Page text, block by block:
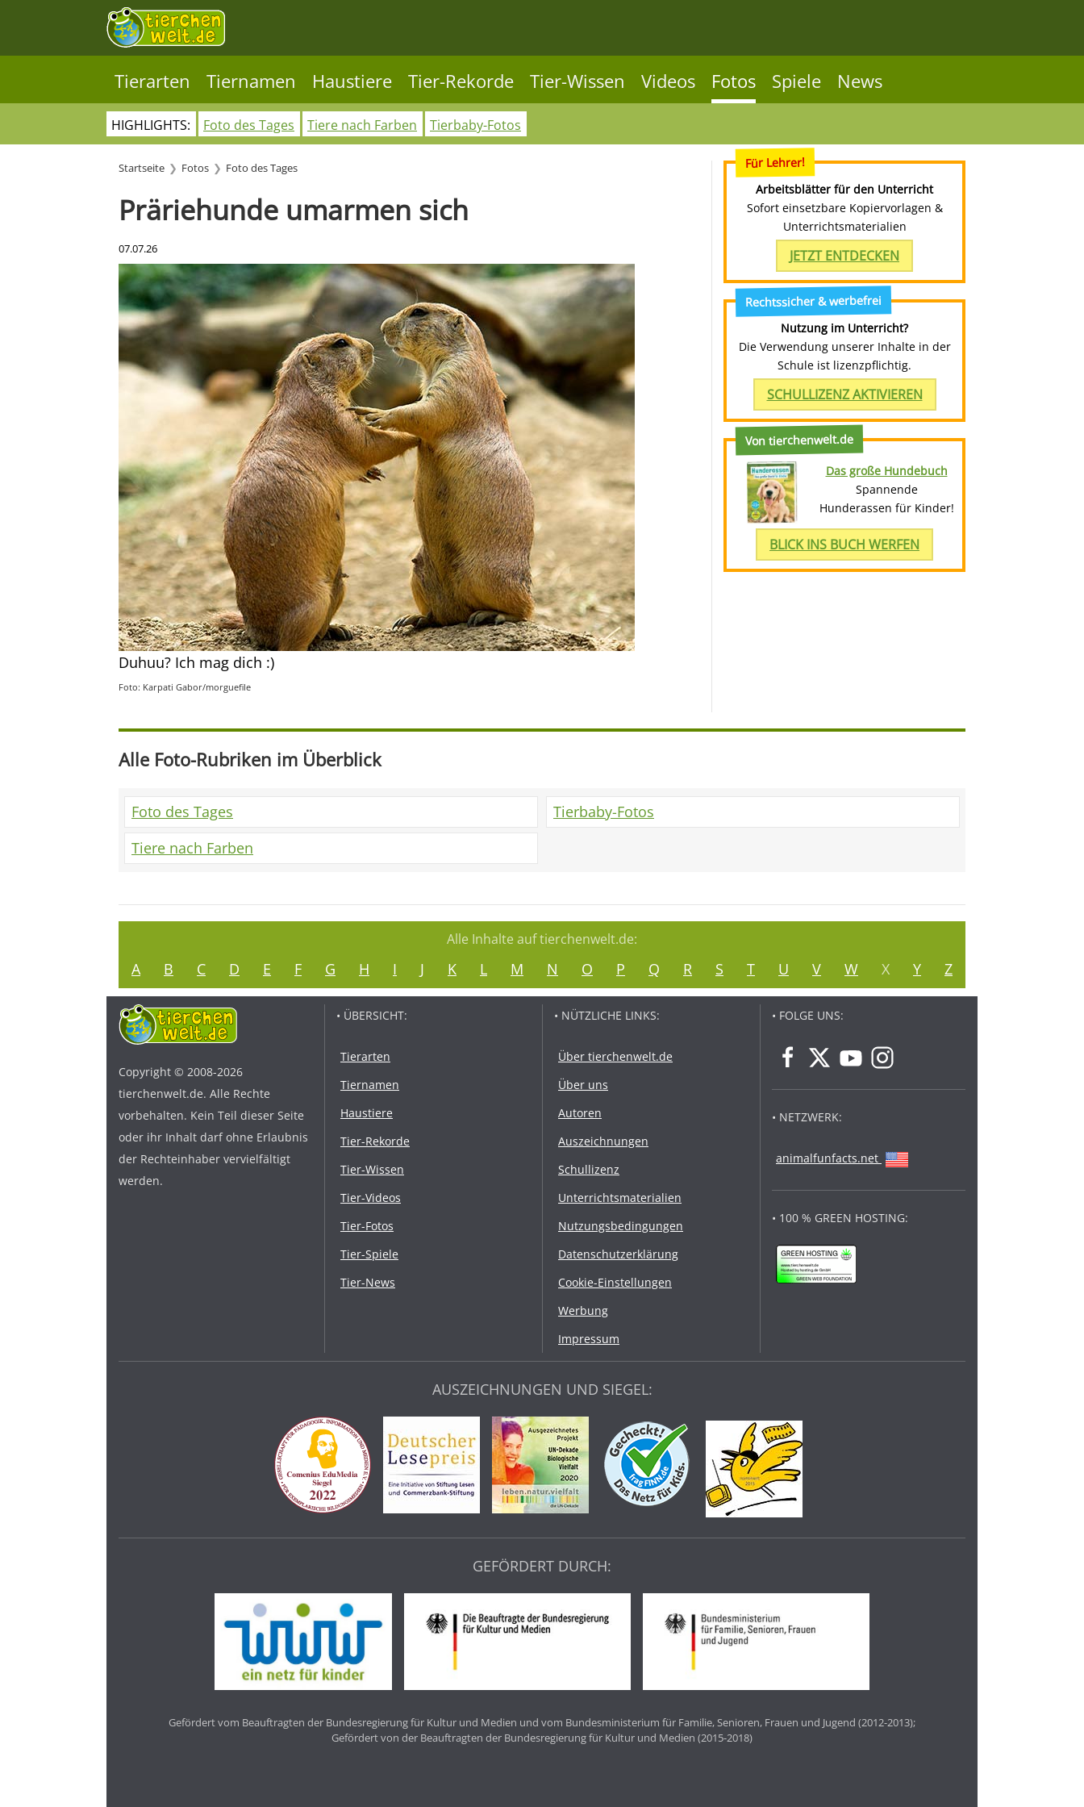
Tierarten Tiernamen Haustiere Tier-Rekorde Tier-Wissen Videos Fotos Spiele News
HIGHLIGHTS: Foto des Tages Tiere nach Farben Tierbaby-Fotos
Startseite Fotos Foto des Tages
Präriehunde umarmen sich
07.07.26
Duhuu? Ich mag dich :)
Foto: Karpati Gabor/morguefile
Für Lehrer!
Arbeitsblätter für den Unterricht
Sofort einsetzbare Kopiervorlagen &
Unterrichtsmaterialien
JETZT ENTDECKEN
Rechtssicher & werbefrei
Nutzung im Unterricht?
Die Verwendung unserer Inhalte in der
Schule ist lizenzpflichtig.
SCHULLIZENZ AKTIVIEREN
Von tierchenwelt.de
Das große Hundebuch
Spannende
Hunderassen für Kinder!
BLICK INS BUCH WERFEN
Alle Foto-Rubriken im Überblick
Foto des Tages
Tiere nach Farben
Tierbaby-Fotos
Alle Inhalte auf tierchenwelt.de:
A B C D E F G H I J K L M N O P Q R S T U V W X Y Z
Copyright © 2008-2026
tierchenwelt.de. Alle Rechte
vorbehalten. Kein Teil dieser Seite
oder ihr Inhalt darf ohne Erlaubnis
der Rechteinhaber vervielfältigt
werden.
• ÜBERSICHT:
Tierarten
Tiernamen
Haustiere
Tier-Rekorde
Tier-Wissen
Tier-Videos
Tier-Fotos
Tier-Spiele
Tier-News
• NÜTZLICHE LINKS:
Über tierchenwelt.de
Über uns
Autoren
Auszeichnungen
Schullizenz
Unterrichtsmaterialien
Nutzungsbedingungen
Datenschutzerklärung
Cookie-Einstellungen
Werbung
Impressum
• FOLGE UNS:
• NETZWERK:
animalfunfacts.net
• 100 % GREEN HOSTING:
AUSZEICHNUNGEN UND SIEGEL:
GEFÖRDERT DURCH:
Gefördert vom Beauftragten der Bundesregierung für Kultur und Medien und vom Bundesministerium für Familie, Senioren, Frauen und Jugend (2012-2013);
Gefördert von der Beauftragten der Bundesregierung für Kultur und Medien (2015-2018)